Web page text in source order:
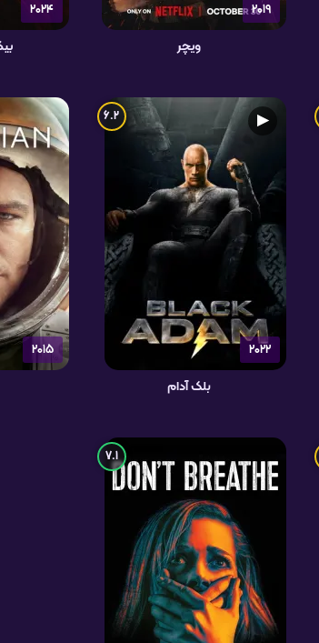
2019
ویچر
2024
2022
▶
6.2
بلک آدام
2015
7.1